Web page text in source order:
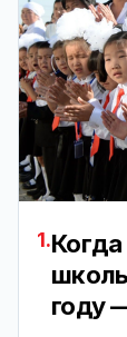
1.
году